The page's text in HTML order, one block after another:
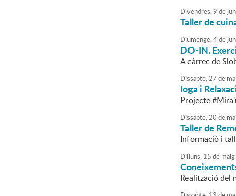
Divendres,9 de
Taller de
Diumenge,4de
DO-IN.
A càrrec de
Dissabte,27 de
Ioga i
Projecte
Dissabte,20 de
Taller de
Informació i
Dilluns, 15 de maig
Realització del